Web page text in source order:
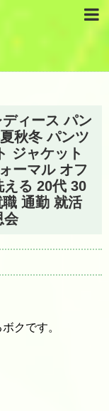
ィース パン
秋冬 パンツ
ジャケット
ーマル オフ
える 20代 30
通勤 就活
会
クです。